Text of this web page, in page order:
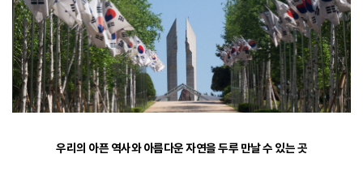
우리의 아픈 역사와 아름다운 자연을 두루 만날 수 있는 곳